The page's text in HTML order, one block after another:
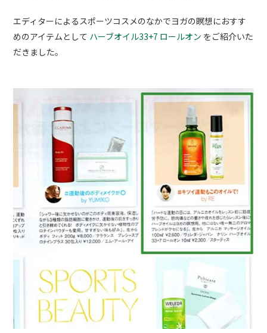
エディターによるスポーツコスメのなかでヨガの瞑想におすす
めのアイテムとして ハーブオイル33+7 ロールオン をご紹介いた
だきました。